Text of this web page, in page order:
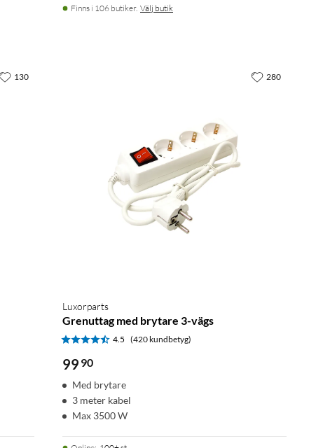
Finns i 106 butiker. Välj butik
130
Luxorparts
Grenuttag med brytare 3-vägs
4.5 (420 kundbetyg)
99 90
Med brytare
3 meter kabel
Max 3500 W
280